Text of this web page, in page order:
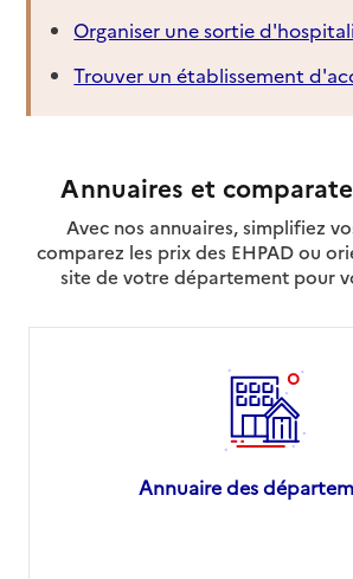
Organiser une sortie
Trouver un établissement
Annuaires et
Avec nos annuaires, simplifiez
comparez les prix des EHPAD ou
site de votre département pour
Annuaire des